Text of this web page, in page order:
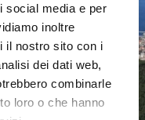
social media e per
inoltre
il nostro sito con i
dei dati web,
combinarle
loro o che hanno